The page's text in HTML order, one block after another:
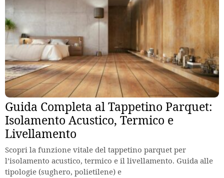
Guida Completa al Tappetino Parquet:
Isolamento Acustico, Termico e
Livellamento
Scopri la funzione vitale del tappetino parquet per
l’isolamento acustico, termico e il livellamento. Guida alle
tipologie (sughero, polietilene) e